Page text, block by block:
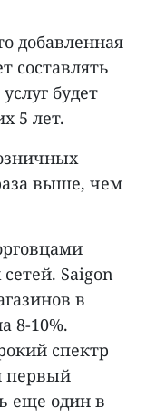
добавленная
составлять
будет
5 лет.
выше, чем
Saigon
в
8-10%.
спектр
первый
еще один в